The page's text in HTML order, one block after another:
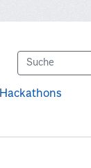
Hackathons